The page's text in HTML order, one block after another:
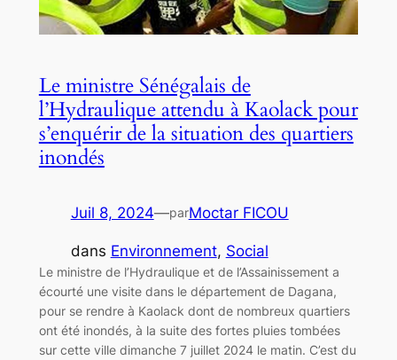
Le ministre Sénégalais de
l’Hydraulique attendu à Kaolack pour
s’enquérir de la situation des quartiers
inondés
Juil 8, 2024—parMoctar FICOU
dans Environnement, Social
Le ministre de l’Hydraulique et de l’Assainissement a
écourté une visite dans le département de Dagana,
pour se rendre à Kaolack dont de nombreux quartiers
ont été inondés, à la suite des fortes pluies tombées
sur cette ville dimanche 7 juillet 2024 le matin. C’est du